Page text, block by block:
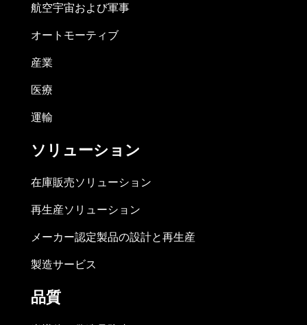
航空宇宙および軍事
オートモーティブ
産業
医療
運輸
ソリューション
在庫販売ソリューション
再生産ソリューション
メーカー認定製品の設計と再生産
製造サービス
品質